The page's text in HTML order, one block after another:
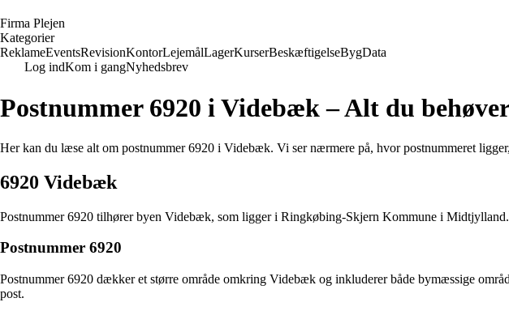
Firma Plejen
Kategorier
ReklameEventsRevisionKontorLejemålLagerKurserBeskæftigelseBygData
Log indKom i gangNyhedsbrev
Postnummer 6920 i Videbæk – Alt du
Her kan du læse alt om postnummer 6920 i Videbæk. Vi ser nærmere på, hvor postnummeret
6920 Videbæk
Postnummer 6920 tilhører byen Videbæk, som ligger i Ringkøbing-Skjern Kommune i
Postnummer 6920
Postnummer 6920 dækker et større område omkring Videbæk og inkluderer både bymæssige
post.